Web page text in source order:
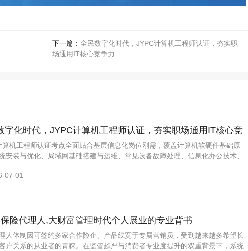
下一篇： 全民数字化时代，JYPC计算机工程师认证，夯实职
场通用IT核心竞争力
字化时代，JYPC计算机工程师认证，夯实职场通用IT核心竞
算机工程师认证考点全面贴合基层信息化岗位刚需，覆盖计算机软硬件基础原
安装与优化、局域网基础搭建与运维、常见设备故障处理、信息化办公技术、
07-01
险代理人,大财富管理时代个人展业的专业背书
人体制因可签约多家合作险企、产品线宽于专属营销员，受到越来越多希望长
户关系的从业者的青睐。在监管趋严与消费者专业度提升的双重背景下，系统